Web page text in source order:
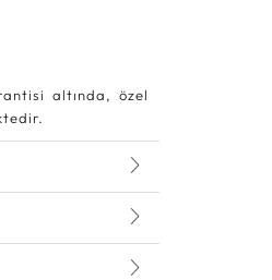
altında, özel